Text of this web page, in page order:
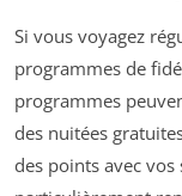
Si vous voyagez
programmes de
programmes
des nuitées
des points avec vos